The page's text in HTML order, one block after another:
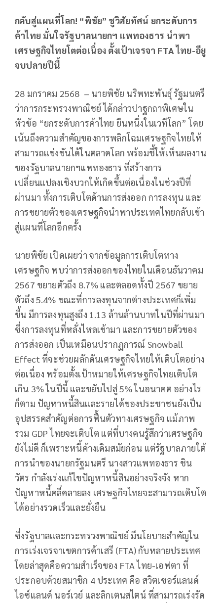
กลับสู่แผนที่โลก! “พิชัย” ชูวิสัยทัศน์ ยกระดับการ
ค้าไทย มั่นใจรัฐบาลนายกฯ แพทองธาร นำพา
เศรษฐกิจไทยโตต่อเนื่อง ตั้งเป้าเจรจา FTA ไทย-อียู
จบปลายปีนี้
28 มกราคม 2568 – นายพิชัย นริพทะพันธุ์ รัฐมนตรี
ว่าการกระทรวงพาณิชย์ ได้กล่าวปาฐกถาพิเศษใน
หัวข้อ “ยกระดับการค้าไทย ยืนหนึ่งในเวทีโลก” โดย
เน้นถึงความสำคัญของการพลิกโฉมเศรษฐกิจไทยให้
สามารถแข่งขันได้ในตลาดโลก พร้อมชี้ให้เห็นผลงาน
ของรัฐบาลนายกฯแพทองธาร ที่สร้างการ
เปลี่ยนแปลงเชิงบวกให้เกิดขึ้นต่อเนื่องในช่วงปีที่
ผ่านมา ทั้งการเติบโตด้านการส่งออก การลงทุน และ
การขยายตัวของเศรษฐกิจนำพาประเทศไทยกลับเข้า
สู่แผนที่โลกอีกครั้ง
นายพิชัย เปิดเผยว่า จากข้อมูลการเติบโตทาง
เศรษฐกิจ พบว่าการส่งออกของไทยในเดือนธันวาคม
2567 ขยายตัวถึง 8.7% และตลอดทั้งปี 2567 ขยาย
ตัวถึง 5.4% ขณะที่การลงทุนจากต่างประเทศก็เพิ่ม
ขึ้น มีการลงทุนสูงถึง 1.13 ล้านล้านบาทในปีที่ผ่านมา
ซึ่งการลงทุนที่หลั่งไหลเข้ามา และการขยายตัวของ
การส่งออก เป็นเหมือนปรากฏการณ์ Snowball
Effect ที่จะช่วยผลักดันเศรษฐกิจไทยให้เติบโตอย่าง
ต่อเนื่อง พร้อมตั้งเป้าหมายให้เศรษฐกิจไทยเติบโต
เกิน 3% ในปีนี้ และขยับไปสู่ 5% ในอนาคต อย่างไร
ก็ตาม ปัญหาหนี้สินและรายได้ของประชาชนยังเป็น
อุปสรรคสำคัญต่อการฟื้นตัวทางเศรษฐกิจ แม้ภาพ
รวม GDP ไทยจะเติบโต แต่ที่บางคนรู้สึกว่าเศรษฐกิจ
ยังไม่ดี ก็เพราะหนี้ค้างเดิมสมัยก่อน แต่รัฐบาลภายใต้
การนำของนายกรัฐมนตรี นางสาวแพทองธาร ชิน
วัตร กำลังเร่งแก้ไขปัญหาหนี้สินอย่างจริงจัง หาก
ปัญหาหนี้คลี่คลายลง เศรษฐกิจไทยจะสามารถเติบโต
ได้อย่างรวดเร็วและยั่งยืน
ซึ่งรัฐบาลและกระทรวงพาณิชย์ มีนโยบายสำคัญใน
การเร่งเจรจาเขตการค้าเสรี (FTA) กับหลายประเทศ
โดยล่าสุดคือความสำเร็จของ FTA ไทย-เอฟตา ที่
ประกอบด้วยสมาชิก 4 ประเทศ คือ สวิตเซอร์แลนด์
ไอซ์แลนด์ นอร์เวย์ และลิกเตนสไตน์ ที่สามารถเร่งรัด